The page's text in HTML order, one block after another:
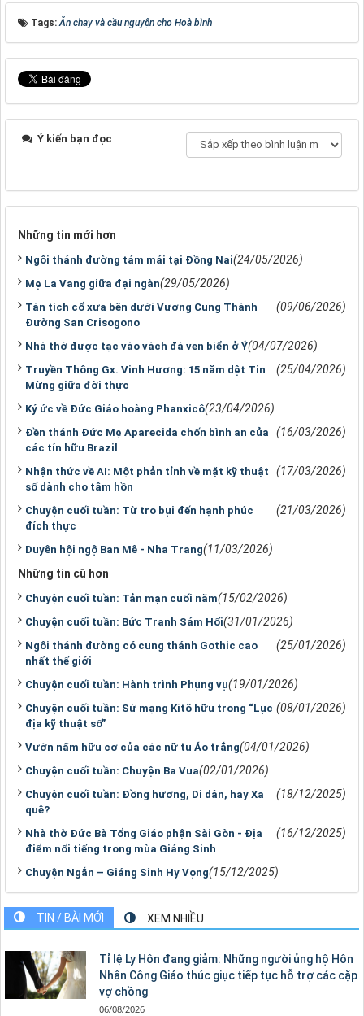
Tags:Ăn chay và cầu nguyện cho Hoà bình
Ý kiến bạn đọc
Những tin mới hơn
Ngôi thánh đường tám mái tại Đồng Nai(24/05/2026)
Mẹ La Vang giữa đại ngàn(29/05/2026)
Tàn tích cổ xưa bên dưới Vương Cung Thánh
Ðường San Crisogono
(09/06/2026)
Nhà thờ được tạc vào vách đá ven biển ở Ý(04/07/2026)
Truyền Thông Gx. Vinh Hương: 15 năm dệt Tin
Mừng giữa đời thực
(25/04/2026)
Ký ức về Đức Giáo hoàng Phanxicô(23/04/2026)
Đền thánh Đức Mẹ Aparecida chốn bình an của
các tín hữu Brazil
(16/03/2026)
Nhận thức về AI: Một phản tỉnh về mặt kỹ thuật
số dành cho tâm hồn
(17/03/2026)
Chuyện cuối tuần: Từ tro bụi đến hạnh phúc
đích thực
(21/03/2026)
Duyên hội ngộ Ban Mê - Nha Trang(11/03/2026)
Những tin cũ hơn
Chuyện cuối tuần: Tản mạn cuối năm(15/02/2026)
Chuyện cuối tuần: Bức Tranh Sám Hối(31/01/2026)
Ngôi thánh đường có cung thánh Gothic cao
nhất thế giới
(25/01/2026)
Chuyện cuối tuần: Hành trình Phụng vụ(19/01/2026)
Chuyện cuối tuần: Sứ mạng Kitô hữu trong “Lục
địa kỹ thuật số”
(08/01/2026)
Vườn nấm hữu cơ của các nữ tu Áo trắng(04/01/2026)
Chuyện cuối tuần: Chuyện Ba Vua(02/01/2026)
Chuyện cuối tuần: Đồng hương, Di dân, hay Xa
quê?
(18/12/2025)
Nhà thờ Đức Bà Tổng Giáo phận Sài Gòn - Địa
điểm nổi tiếng trong mùa Giáng Sinh
(16/12/2025)
Chuyện Ngắn – Giáng Sinh Hy Vọng(15/12/2025)
TIN / BÀI MỚI XEM NHIỀU
Tỉ lệ Ly Hôn đang giảm: Những người ủng hộ Hôn
Nhân Công Giáo thúc giục tiếp tục hỗ trợ các cặp
vợ chồng
06/08/2026